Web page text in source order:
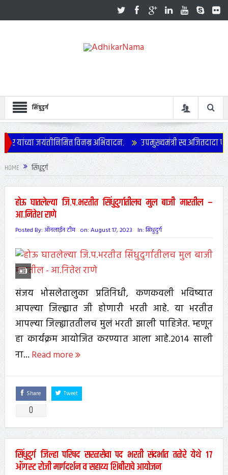
सिंधुदुर्ग
जयंतीनिमित्त विनम्र अभिवादन. उपमुख्यमंत्री स्व.अजितदादा
HOME सिंधुदुर्ग
होऊ घातलेल्या जि.प.भरतीत सिंधुदुर्गातीलच मुल बाजी मारतील –
आ.नितेश राणे
Posted By: ऑनलाईन टीम on: August 17, 2023 In:सिंधुदुर्ग
संजय भोसलेतालुका प्रतिनिधी, कणकवली भविष्यात
आपल्या जिल्ह्यात जी होणारी भरती आहे. या भरतीत
आपल्या जिल्ह्याततीलच मुलं भरती झाली पाहिजेत. म्हणून
हा कार्यक्रम आयोजित करण्यात आला आहे.२०१४ साली
ना... Read more
Share
0
Tweet
सिंधुदुर्ग जिल्हा परिषद सरळसेवा पद भरती संदर्भात तळेरे येथे १७
ऑगस्ट रोजी मार्गदर्शन व सहाय्य शिबीराचे आयोजन